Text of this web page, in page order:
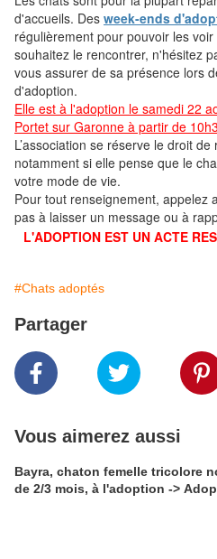
d'accueils. Des week-ends
régulièrement pour pouvoir les
souhaitez le rencontrer, n'hésitez
vous assurer de sa présence lors
d'adoption.
Elle est à l'adoption le samedi 22
Portet sur Garonne à partir de
L’association se réserve le droit
notamment si elle pense que le
votre mode de vie.
Pour tout renseignement, appelez
pas à laisser un message ou à
L'ADOPTION EST UN ACTE
#Chats adoptés
Partager
Vous aimerez aussi
Bayra, chaton femelle tricolore
de 2/3 mois, à l'adoption ->